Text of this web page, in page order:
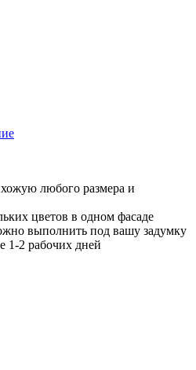
любого размера и
цветов в одном фасаде
выполнить под вашу задумку
1-2 рабочих дней